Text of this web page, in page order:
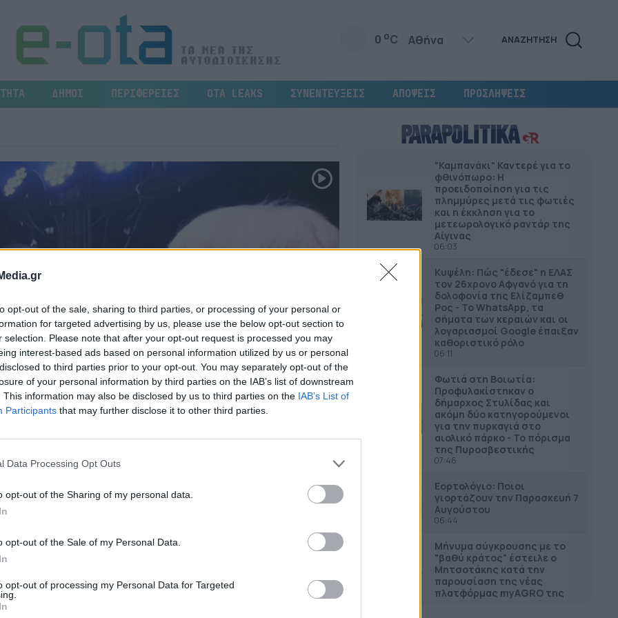
opt-out of the sale, sharing to third parties, or processing of your personal or
for targeted advertising by us, please use the below opt-out section to
selection. Please note that after your opt-out request is processed you may
interest-based ads based on personal information utilized by us or personal
to third parties prior to your opt-out. You may separately opt-out of the
of your personal information by third parties on the IAB’s list of downstream
This information may also be disclosed by us to third parties on the IAB’s List of
Participants that may further disclose it to other third parties.
Data Processing Opt Outs
opt-out of the Sharing of my personal data.
opt-out of the Sale of my Personal Data.
opt-out of processing my Personal Data for Targeted
0 oC ΑΝΑΖΗΤΗΣΗ
ΔΗΜΟΙ ΠΕΡΙΦΕΡΕΙΕΣ OTA LEAKS ΣΥΝΕΝΤΕΥΞΕΙΣ ΑΠΟΨΕΙΣ ΠΡΟΣΛΗΨΕΙΣ
το
Στέφανος Πουλημένος, επανήλθε στο
για την αντίδρασή του, την οποία
"Καμπανάκι" Καντερέ για το
φθινόπωρο: Η
προειδοποίηση για τις
πλημμύρες μετά τις φωτιές
και η έκκληση για το
μετεωρολογικό ραντάρ της
Αίγινας
06:03
Κυψέλη: Πώς "έδεσε" η ΕΛΑΣ
τον 26χρονο Αφγανό για τη
δολοφονία της Ελίζαμπεθ
Ρος - Το WhatsApp, τα
σήματα των κεραιών και οι
λογαριασμοί Google έπαιξαν
καθοριστικό ρόλο
06:11
Φωτιά στη Βοιωτία:
Προφυλακίστηκαν ο
δήμαρχος Στυλίδας και
ακόμη δύο κατηγορούμενοι
για την πυρκαγιά στο
αιολικό πάρκο - Το πόρισμα
της Πυροσβεστικής
07:46
Εορτολόγιο: Ποιοι
γιορτάζουν την Παρασκευή 7
Αυγούστου
06:44
Μήνυμα σύγκρουσης με το
"βαθύ κράτος" έστειλε ο
Μητσοτάκης κατά την
παρουσίαση της νέας
πλατφόρμας myAGRO της
ΑΑΔΕ για τις αγροτικές